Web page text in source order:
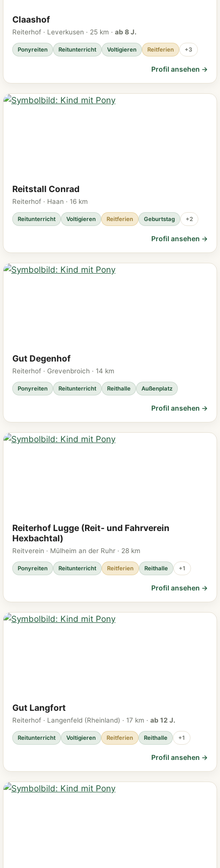
Claashof
Reiterhof · Leverkusen · 25 km · ab 8 J.
Ponyreiten Reitunterricht Voltigieren Reitferien +3
Profil ansehen →
Reitstall Conrad
Reiterhof · Haan · 16 km
Reitunterricht Voltigieren Reitferien Geburtstag +2
Profil ansehen →
Gut Degenhof
Reiterhof · Grevenbroich · 14 km
Ponyreiten Reitunterricht Reithalle Außenplatz
Profil ansehen →
Reiterhof Lugge (Reit- und Fahrverein
Hexbachtal)
Reitverein · Mülheim an der Ruhr · 28 km
Ponyreiten Reitunterricht Reitferien Reithalle +1
Profil ansehen →
Gut Langfort
Reiterhof · Langenfeld (Rheinland) · 17 km · ab 12 J.
Reitunterricht Voltigieren Reitferien Reithalle +1
Profil ansehen →